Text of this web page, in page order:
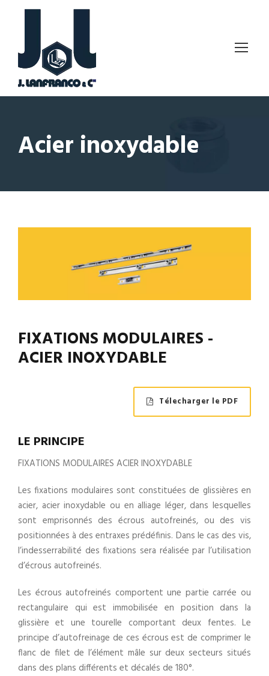
Acier inoxydable
FIXATIONS MODULAIRES -
ACIER INOXYDABLE
Télecharger le PDF
LE PRINCIPE
FIXATIONS MODULAIRES ACIER INOXYDABLE
Les fixations modulaires sont constituées de glissières en
acier, acier inoxydable ou en alliage léger, dans lesquelles
sont emprisonnés des écrous autofreinés, ou des vis
positionnées à des entraxes prédéfinis. Dans le cas des vis,
l’indesserrabilité des fixations sera réalisée par l’utilisation
d’écrous autofreinés.
Les écrous autofreinés comportent une partie carrée ou
rectangulaire qui est immobilisée en position dans la
glissière et une tourelle comportant deux fentes. Le
principe d’autofreinage de ces écrous est de comprimer le
flanc de filet de l’élément mâle sur deux secteurs situés
dans des plans différents et décalés de 180°.